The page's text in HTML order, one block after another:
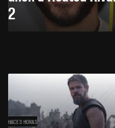
2
HACE 3 HORAS